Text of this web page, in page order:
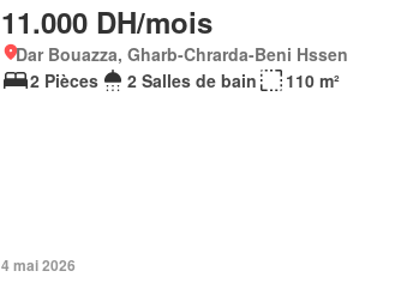
11.000 DH/mois
Dar Bouazza, Gharb-Chrarda-Beni Hssen
2 Pièces
2 Salles de bain 110 m²
4 mai 2026